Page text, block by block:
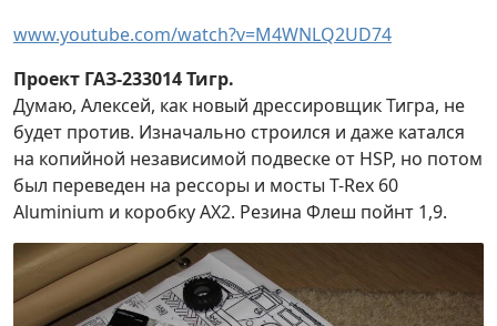
www.youtube.com/watch?v=M4WNLQ2UD74
Проект ГАЗ-233014 Тигр.
Думаю, Алексей, как новый дрессировщик Тигра, не
будет против. Изначально строился и даже катался
на копийной независимой подвеске от HSP, но потом
был переведен на рессоры и мосты T-Rex 60
Aluminium и коробку AX2. Резина Флеш пойнт 1,9.